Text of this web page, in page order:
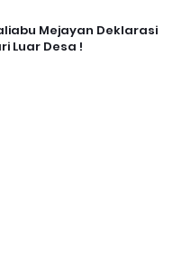
Mejayan Deklarasi
Luar Desa !